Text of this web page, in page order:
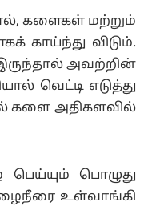
களைகள் மற்றும்
காய்ந்து விடும்.
அவற்றின்
வெட்டி எடுத்து
களை அதிகளவில்
பொழுது
உள்வாங்கி